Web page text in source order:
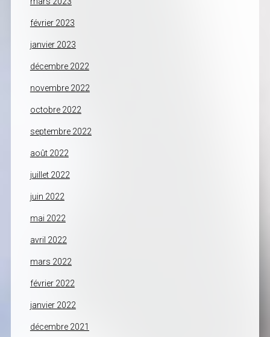
février 2023
janvier 2023
décembre 2022
novembre 2022
octobre 2022
septembre 2022
août 2022
juillet 2022
juin 2022
mai 2022
avril 2022
mars 2022
février 2022
janvier 2022
décembre 2021